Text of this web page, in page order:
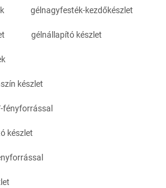
gélnagyfesték-kezdőkészlet
gélnállapító készlet
készlet
fényforrással
készlet